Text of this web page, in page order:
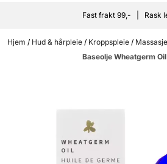
Fast frakt 99,- | Rask
Hjem / Hud & hårpleie / Kroppspleie /
Baseolje Wheatgerm